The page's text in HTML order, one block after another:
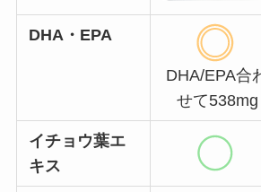
DHA/EPA合わ
せて538mg
イチョウ葉エ
キス